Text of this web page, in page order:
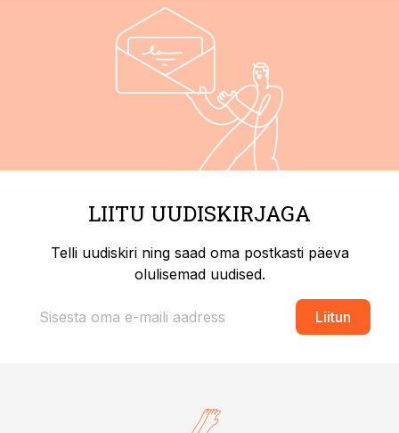
LIITU UUDISKIRJAGA
Telli uudiskiri ning saad oma postkasti päeva
olulisemad uudised.
Liitun